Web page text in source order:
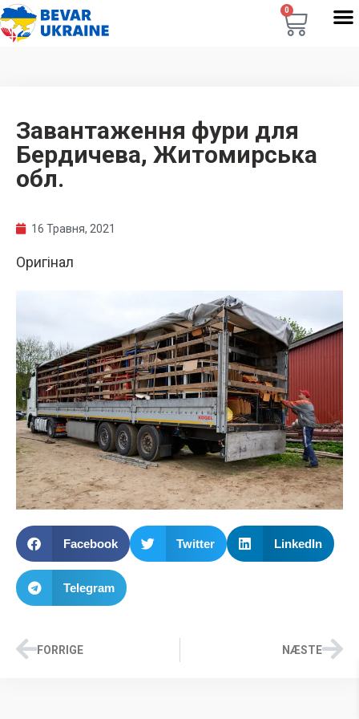
0
Завантаження фури для
Бердичева, Житомирська
обл.
16 Травня, 2021
Оригінал
Facebook Twitter LinkedIn
Telegram
FORRIGE NÆSTE